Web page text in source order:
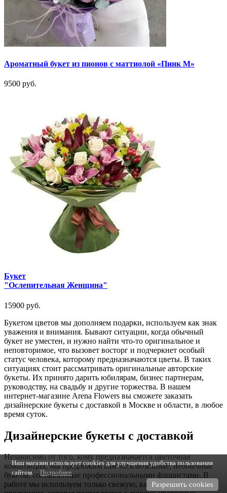
Ароматный букет из пионов с маттиолой «Пинк М»
9500 руб.
Букет
"Ослепительная Женщина"
15900 руб.
Букетом цветов мы дополняем подарки, используем как знак
уважения и внимания. Бывают ситуации, когда обычный
букет не уместен, и нужно найти что-то оригинальное и
неповторимое, что вызовет восторг и подчеркнет особый
статус человека, которому предназначаются цветы. В таких
ситуациях стоит рассматривать оригинальные авторские
букеты. Их принято дарить юбилярам, бизнес партнерам,
руководству, на свадьбу и другие торжества. В нашем
интернет-магазине Arena Flowers вы сможете заказать
дизайнерские букеты с доставкой в Москве и области, в любое
время суток.
Дизайнерские букеты с доставкой
Независимо от того, кому предназначается цветочная
композиция, мы предложим вам эксклюзивные, необычные
букеты, составленные профессиональными флористами. В
работе мы используем только свежую, качественную
Наш магазин использует cookies для улучшения удобства пользования
сайтом.
Подробнее
Разрешить cookies